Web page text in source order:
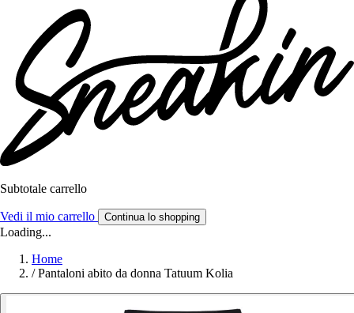
Subtotale carrello
Vedi il mio carrello Continua lo shopping
Loading...
Home
/ Pantaloni abito da donna Tatuum Kolia